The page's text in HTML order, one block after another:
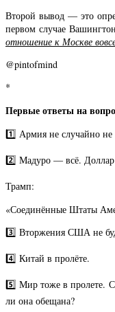
Второй вывод — это
первом случае
отношение к Москве
@pintofmind
*
Первые ответы на
1️⃣ Армия не случайно не
2️⃣ Мадуро — всё. Доллар
Трамп:
«Соединённые Штаты
3️⃣ Вторжения США не
4️⃣ Китай в пролёте.
5️⃣ Мир тоже в пролете.
ли она обещана?